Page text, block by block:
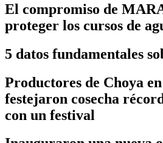
El compromiso de
proteger los cursos de
5 datos fundamentales
Productores de Choya
festejaron cosecha
con un festival